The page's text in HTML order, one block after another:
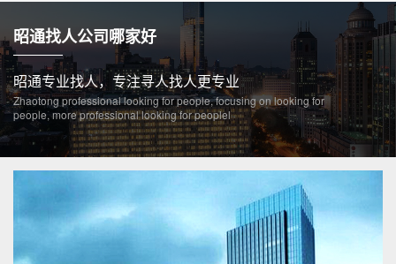
昭通找人公司哪家好
昭通专业找人，专注寻人找人更专业
Zhaotong professional looking for people, focusing on looking for
people, more professional looking for peoplel